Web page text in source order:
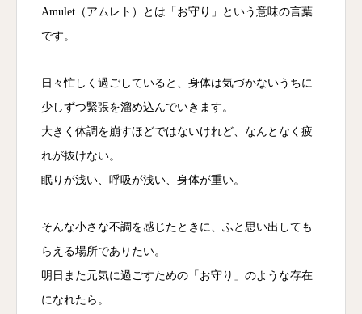
Amulet（アムレト）とは「お守り」という意味の言葉
です。
日々忙しく過ごしていると、身体は気づかないうちに
少しずつ緊張を溜め込んでいきます。
大きく体調を崩すほどではないけれど、なんとなく疲
れが抜けない。
眠りが浅い、呼吸が浅い、身体が重い。
そんな小さな不調を感じたときに、ふと思い出しても
らえる場所でありたい。
明日また元気に過ごすための「お守り」のような存在
になれたら。